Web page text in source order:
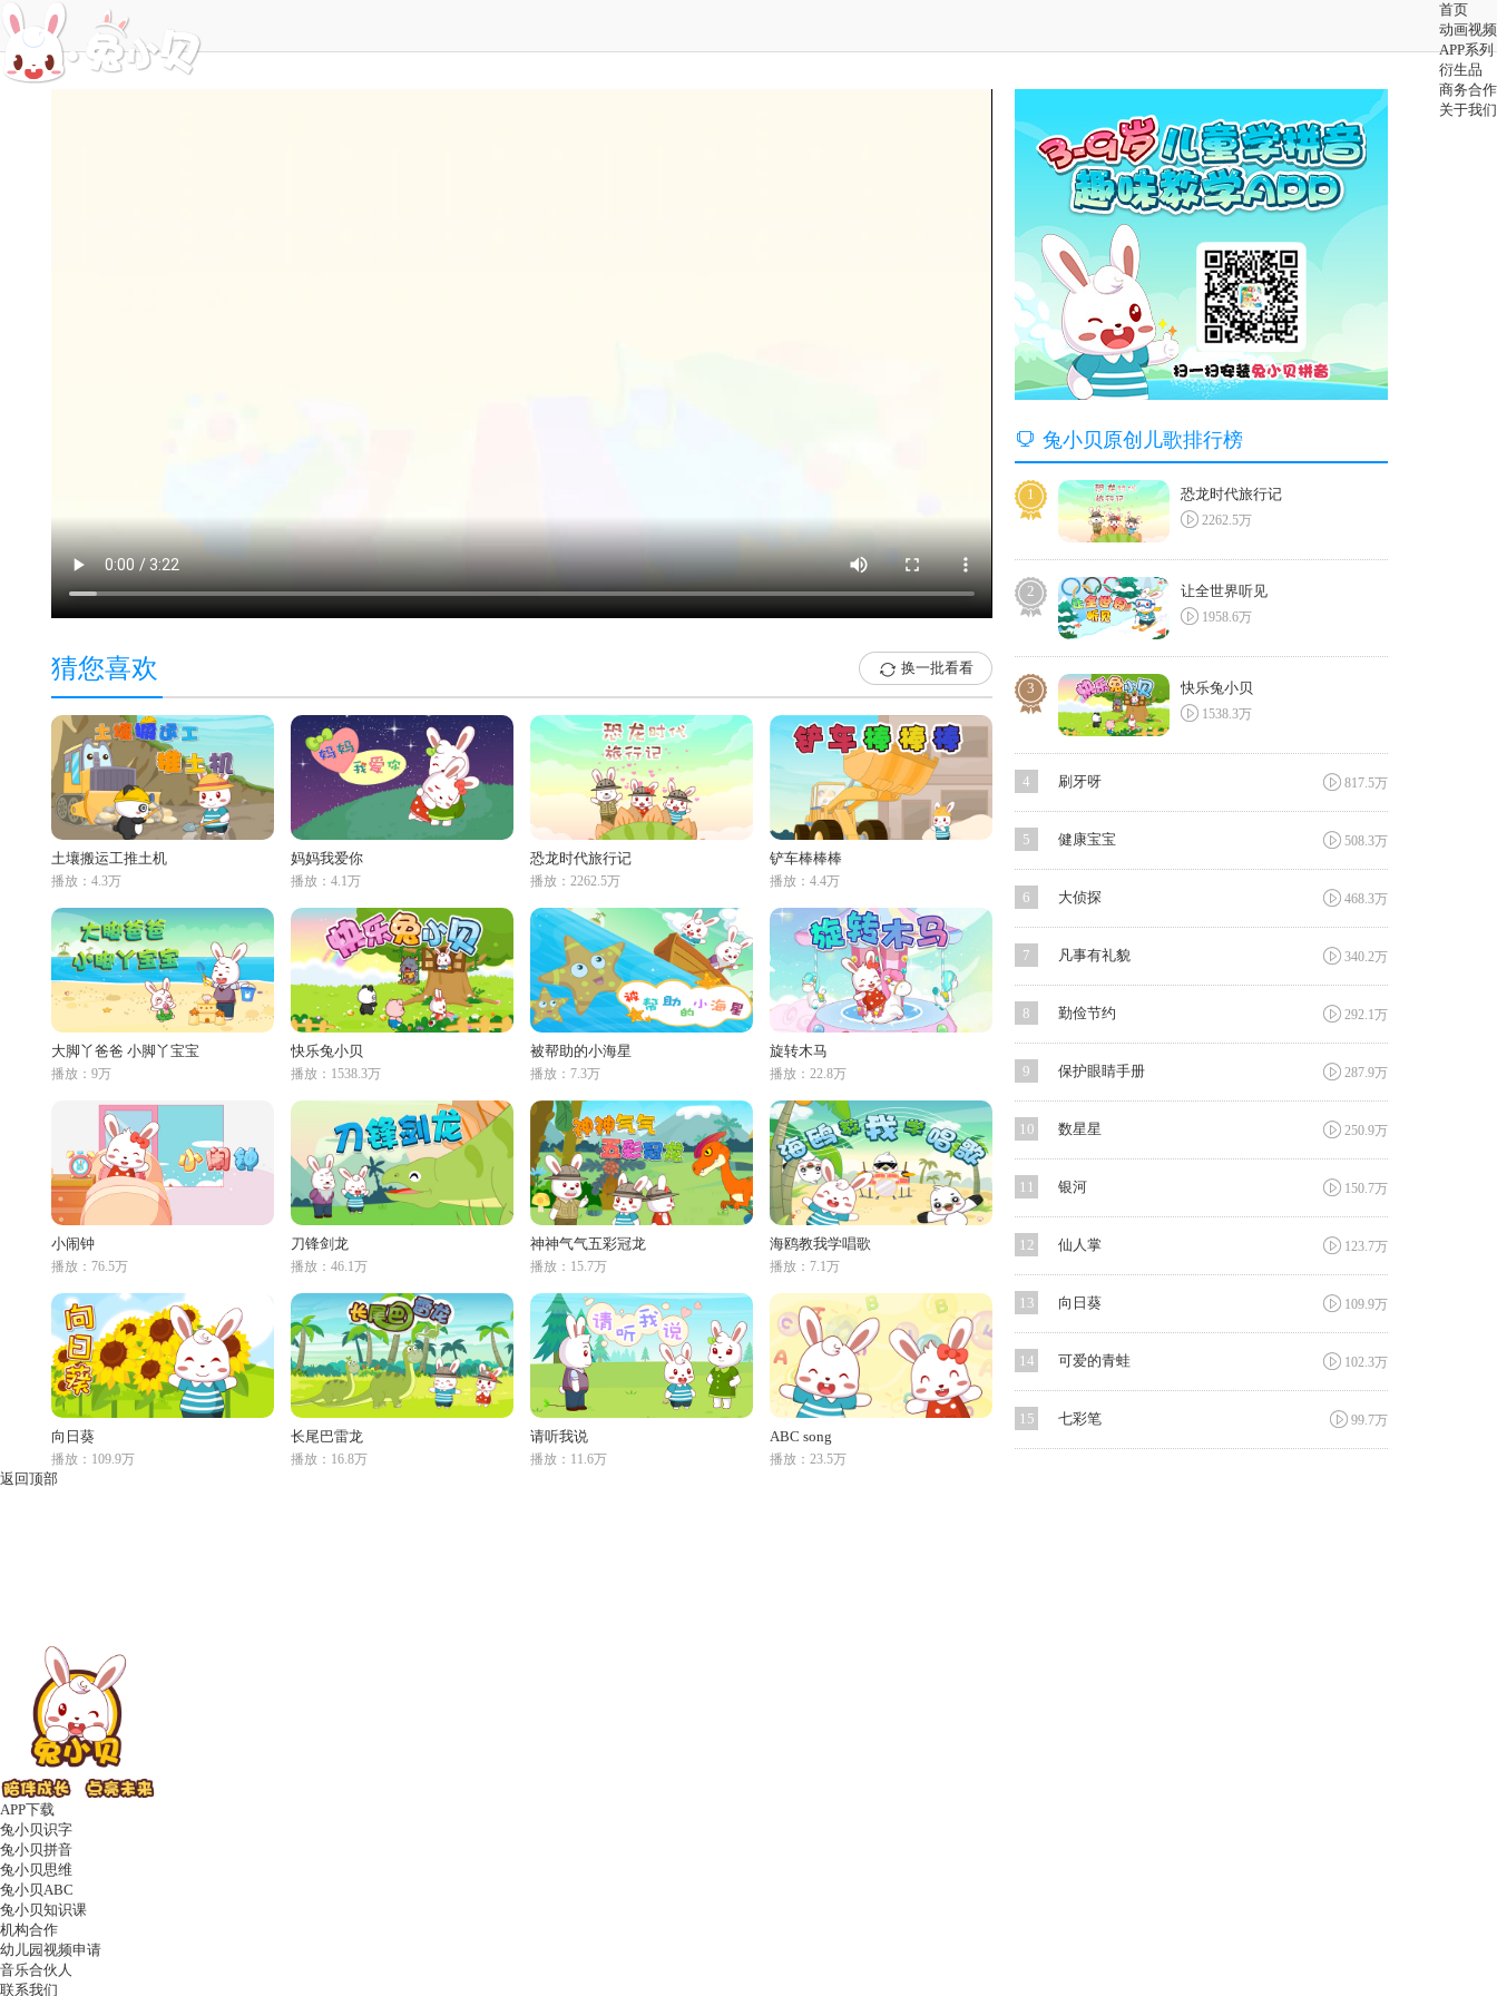
首页
动画视频
APP系列
衍生品
商务合作
关于我们
 换一批看看
猜您喜欢
土壤搬运工推土机
播放：4.3万
妈妈我爱你
播放：4.1万
恐龙时代旅行记
播放：2262.5万
铲车棒棒棒
播放：4.4万
大脚丫爸爸 小脚丫宝宝
播放：9万
快乐兔小贝
播放：1538.3万
被帮助的小海星
播放：7.3万
旋转木马
播放：22.8万
小闹钟
播放：76.5万
刀锋剑龙
播放：46.1万
神神气气五彩冠龙
播放：15.7万
海鸥教我学唱歌
播放：7.1万
向日葵
播放：109.9万
长尾巴雷龙
播放：16.8万
请听我说
播放：11.6万
ABC song
播放：23.5万
 兔小贝原创儿歌排行榜
1 恐龙时代旅行记
 2262.5万
2 让全世界听见
 1958.6万
3 快乐兔小贝
 1538.3万
4 刷牙呀  817.5万
5 健康宝宝  508.3万
6 大侦探  468.3万
7 凡事有礼貌  340.2万
8 勤俭节约  292.1万
9 保护眼睛手册  287.9万
10 数星星  250.9万
11 银河  150.7万
12 仙人掌  123.7万
13 向日葵  109.9万
14 可爱的青蛙  102.3万
15 七彩笔  99.7万
返回顶部
APP下载
兔小贝识字
兔小贝拼音
兔小贝思维
兔小贝ABC
兔小贝知识课
机构合作
幼儿园视频申请
音乐合伙人
联系我们